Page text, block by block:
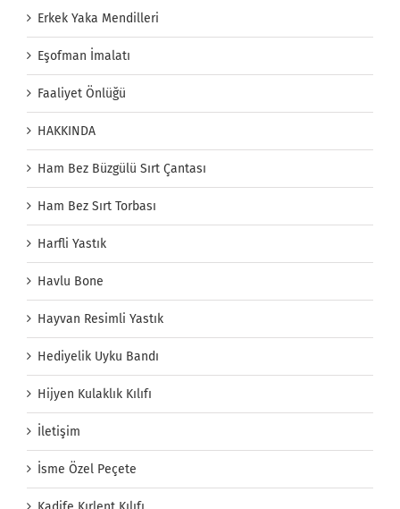
Erkek Yaka Mendilleri
Eşofman İmalatı
Faaliyet Önlüğü
HAKKINDA
Ham Bez Büzgülü Sırt Çantası
Ham Bez Sırt Torbası
Harfli Yastık
Havlu Bone
Hayvan Resimli Yastık
Hediyelik Uyku Bandı
Hijyen Kulaklık Kılıfı
İletişim
İsme Özel Peçete